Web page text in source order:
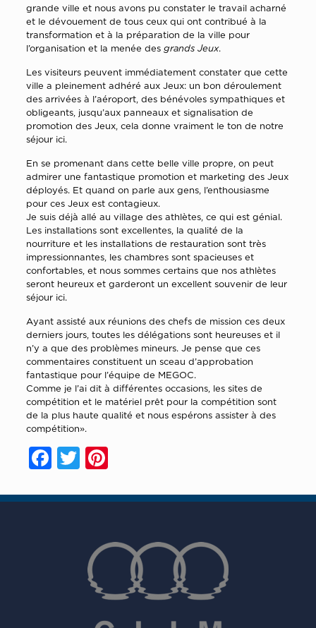
grande ville et nous avons pu constater le travail acharné
et le dévouement de tous ceux qui ont contribué à la
transformation et à la préparation de la ville pour
l’organisation et la menée des grands Jeux.
Les visiteurs peuvent immédiatement constater que cette
ville a pleinement adhéré aux Jeux: un bon déroulement
des arrivées à l’aéroport, des bénévoles sympathiques et
obligeants, jusqu’aux panneaux et signalisation de
promotion des Jeux, cela donne vraiment le ton de notre
séjour ici.
En se promenant dans cette belle ville propre, on peut
admirer une fantastique promotion et marketing des Jeux
déployés. Et quand on parle aux gens, l’enthousiasme
pour ces Jeux est contagieux.
Je suis déjà allé au village des athlètes, ce qui est génial.
Les installations sont excellentes, la qualité de la
nourriture et les installations de restauration sont très
impressionnantes, les chambres sont spacieuses et
confortables, et nous sommes certains que nos athlètes
seront heureux et garderont un excellent souvenir de leur
séjour ici.
Ayant assisté aux réunions des chefs de mission ces deux
derniers jours, toutes les délégations sont heureuses et il
n’y a que des problèmes mineurs. Je pense que ces
commentaires constituent un sceau d’approbation
fantastique pour l’équipe de MEGOC.
Comme je l’ai dit à différentes occasions, les sites de
compétition et le matériel prêt pour la compétition sont
de la plus haute qualité et nous espérons assister à des
compétition».
Facebook
TwitterPinterest